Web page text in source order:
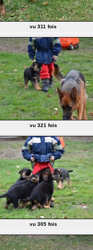
vu 311 fois
vu 321 fois
vu 305 fois